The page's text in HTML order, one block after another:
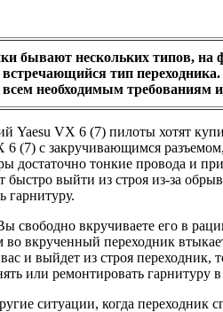
бывают нескольких типов, на
встречающийся тип
всем необходимым требованиям
Yaesu VX 6 (7) пилоты хотят
(7) с закручивающимся
достаточно тонкие провода и
выйти из строя из-за
гарнитуру.
свободно вкручиваете его в
во вкрученный переходник
и выйдет из строя переходник,
или ремонтировать гарнитуру
ситуации, когда переходник